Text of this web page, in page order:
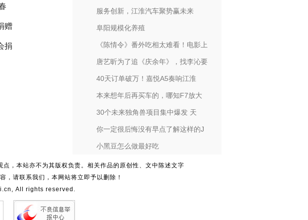
赠
捐
服务创新，江淮汽车聚势赢未来
阜阳规模化养殖
《陈情令》番外吃相太难看！电影上
唐艺昕为了追《庆余年》，找李沁要
40天订单破万！嘉悦A5奏响江淮
本来想年后再买车的，哪知F7放大
30个未来独角兽项目集中爆发 天
你一定很后悔没有早点了解这样的J
小黑豆怎么做最好吃
，本站亦不为其版权负责。相关作品的原创性、文中陈述文字
，请联系我们，本网站将立即予以删除！
All rights reserved.